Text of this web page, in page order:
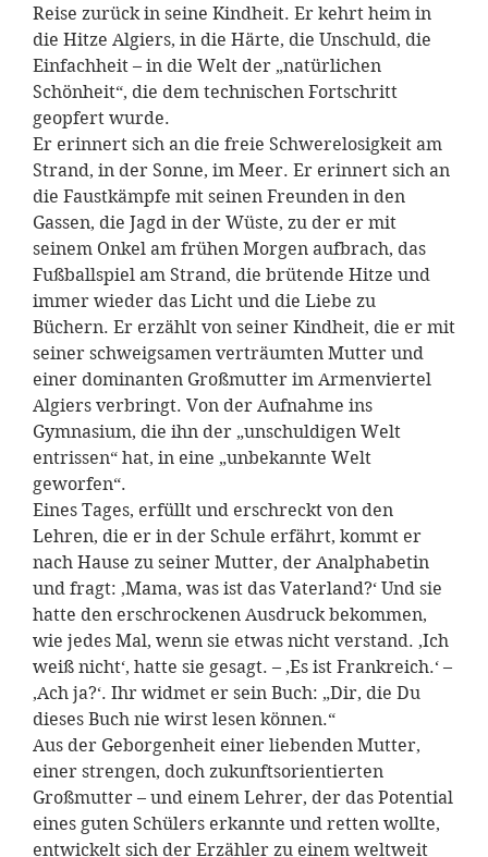
Reise zurück in seine Kindheit. Er kehrt heim in
die Hitze Algiers, in die Härte, die Unschuld, die
Einfachheit – in die Welt der „natürlichen
Schönheit“, die dem technischen Fortschritt
geopfert wurde.
Er erinnert sich an die freie Schwerelosigkeit am
Strand, in der Sonne, im Meer. Er erinnert sich an
die Faustkämpfe mit seinen Freunden in den
Gassen, die Jagd in der Wüste, zu der er mit
seinem Onkel am frühen Morgen aufbrach, das
Fußballspiel am Strand, die brütende Hitze und
immer wieder das Licht und die Liebe zu
Büchern. Er erzählt von seiner Kindheit, die er mit
seiner schweigsamen verträumten Mutter und
einer dominanten Großmutter im Armenviertel
Algiers verbringt. Von der Aufnahme ins
Gymnasium, die ihn der „unschuldigen Welt
entrissen“ hat, in eine „unbekannte Welt
geworfen“.
Eines Tages, erfüllt und erschreckt von den
Lehren, die er in der Schule erfährt, kommt er
nach Hause zu seiner Mutter, der Analphabetin
und fragt: ‚Mama, was ist das Vaterland?‘ Und sie
hatte den erschrockenen Ausdruck bekommen,
wie jedes Mal, wenn sie etwas nicht verstand. ‚Ich
weiß nicht‘, hatte sie gesagt. – ‚Es ist Frankreich.‘ –
‚Ach ja?‘. Ihr widmet er sein Buch: „Dir, die Du
dieses Buch nie wirst lesen können.“
Aus der Geborgenheit einer liebenden Mutter,
einer strengen, doch zukunftsorientierten
Großmutter – und einem Lehrer, der das Potential
eines guten Schülers erkannte und retten wollte,
entwickelt sich der Erzähler zu einem weltweit